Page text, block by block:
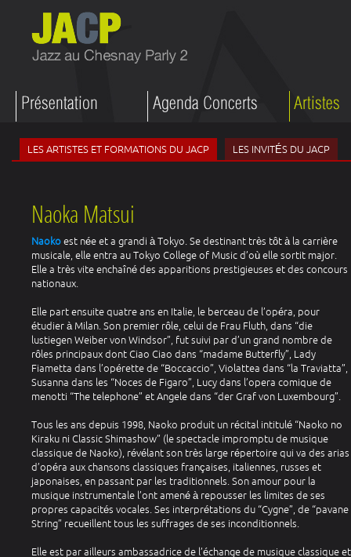
LES ARTISTES ET FORMATIONS DU JACP LES INVITÉS DU JACP
Naoka Matsui
Naoko est née et a grandi à Tokyo. Se destinant très tôt à la carrière
musicale, elle entra au Tokyo College of Music d’où elle sortit major.
Elle a très vite enchaîné des apparitions prestigieuses et des concours
nationaux.
Elle part ensuite quatre ans en Italie, le berceau de l’opéra, pour
étudier à Milan. Son premier rôle, celui de Frau Fluth, dans “die
lustiegen Weiber von Windsor”, fut suivi par d’un grand nombre de
rôles principaux dont Ciao Ciao dans “madame Butterfly”, Lady
Fiametta dans l’opérette de “Boccaccio”, Violattea dans “la Traviatta”,
Susanna dans les “Noces de Figaro”, Lucy dans l’opera comique de
menotti “The telephone” et Angele dans “der Graf von Luxembourg”.
Tous les ans depuis 1998, Naoko produit un récital intitulé “Naoko no
Kiraku ni Classic Shimashow” (le spectacle impromptu de musique
classique de Naoko), révélant son très large répertoire qui va des arias
d’opéra aux chansons classiques françaises, italiennes, russes et
japonaises, en passant par les traditionnels. Son amour pour la
musique instrumentale l’ont amené à repousser les limites de ses
propres capacités vocales. Ses interprétations du “Cygne”, de
String” recueillent tous les suffrages de ses inconditionnels.
Elle est par ailleurs ambassadrice de l’échange de musique classique